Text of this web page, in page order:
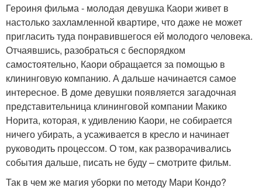
Героиня фильма - молодая девушка Каори живет в
настолько захламленной квартире, что даже не может
пригласить туда понравившегося ей молодого человека.
Отчаявшись, разобраться с беспорядком
самостоятельно, Каори обращается за помощью в
клининговую компанию. А дальше начинается самое
интересное. В доме девушки появляется загадочная
представительница клининговой компании Макико
Норита, которая, к удивлению Каори, не собирается
ничего убирать, а усаживается в кресло и начинает
руководить процессом. О том, как разворачивались
события дальше, писать не буду – смотрите фильм.
Так в чем же магия уборки по методу Мари Кондо?